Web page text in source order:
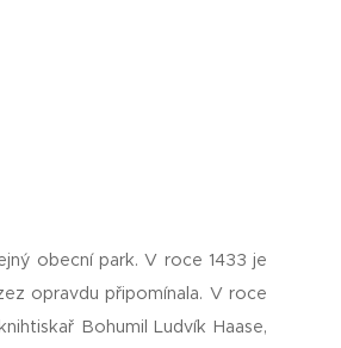
obecní park. V roce 1433 je
opravdu připomínala. V roce
Bohumil Ludvík Haase,